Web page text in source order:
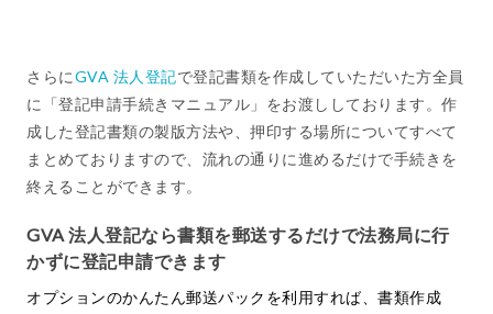
さらにGVA 法人登記で登記書類を作成していただいた方全員
に「登記申請手続きマニュアル」をお渡ししております。作
成した登記書類の製版方法や、押印する場所についてすべて
まとめておりますので、流れの通りに進めるだけで手続きを
終えることができます。
GVA 法人登記なら書類を郵送するだけで法務局に行
かずに登記申請できます
オプションのかんたん郵送パックを利用すれば、書類作成